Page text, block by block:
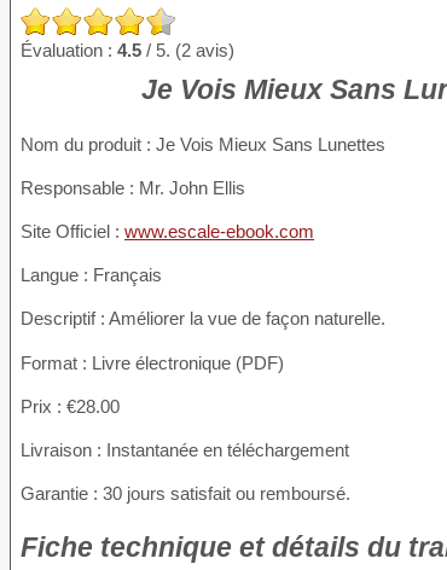
Évaluation : 4.5 / 5. (2 avis)
Je Vois Mieux Sans
Nom du produit : Je Vois Mieux Sans Lunettes
Responsable : Mr. John Ellis
Site Officiel : www.escale-ebook.com
Langue : Français
Descriptif : Améliorer la vue de façon naturelle.
Format : Livre électronique (PDF)
Prix : €28.00
Livraison : Instantanée en téléchargement
Garantie : 30 jours satisfait ou remboursé.
Fiche technique et détails du